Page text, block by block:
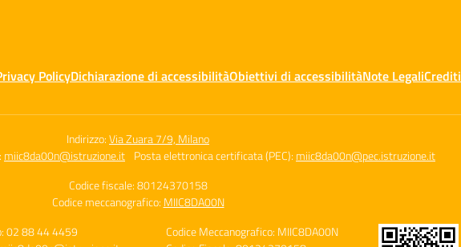
PolicyDichiarazione di accessibilitàObiettivi di accessibilitàNote LegaliCrediti
Indirizzo:Via Zuara 7/9, Milano
miic8da00n@istruzione.it Posta elettronica certificata (PEC): miic8da00n@pec.istruzione.it
Codice fiscale: 80124370158
Codice meccanografico: MIIC8DA00N
02 88 44 4459
Codice Meccanografico: MIIC8DA00N